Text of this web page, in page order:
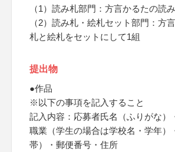
（1）読み札部門：方言かるたの読
（2）読み札・絵札セット部門：方
札と絵札をセットにして1組
提出物
●作品
※以下の事項を記入すること
記入内容：応募者氏名（ふりがな）
職業（学生の場合は学校名・学年）
帯）・郵便番号・住所